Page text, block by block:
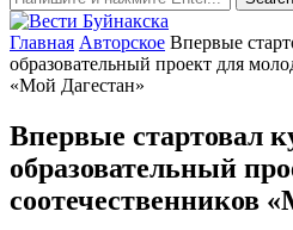
Главная Авторское Впервые
образовательный проект для
«Мой Дагестан»
Впервые стартовал
образовательный
соотечественников